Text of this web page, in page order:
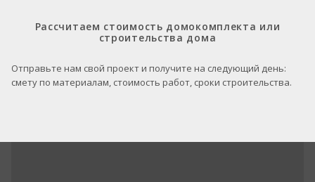
Рассчитаем стоимость домокомплекта или
строительства дома
Отправьте нам свой проект и получите на следующий день:
смету по материалам, стоимость работ, сроки строительства.